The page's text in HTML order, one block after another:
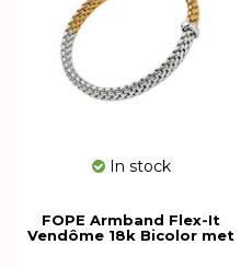
In stock
FOPE Armband Flex-It
Vendôme 18k Bicolor met